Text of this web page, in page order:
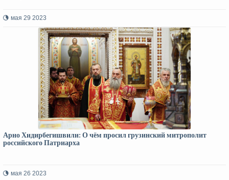
мая 29 2023
Арно Хидирбегишвили: О чём просил грузинский митрополит
российского Патриарха
мая 26 2023